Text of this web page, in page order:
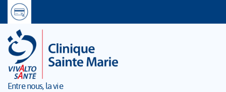
Entre nous, la vie